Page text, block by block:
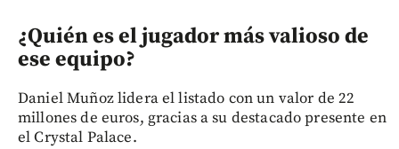
¿Quién es el jugador más valioso de
ese equipo?
Daniel Muñoz lidera el listado con un valor de 22
millones de euros, gracias a su destacado presente en
el Crystal Palace.